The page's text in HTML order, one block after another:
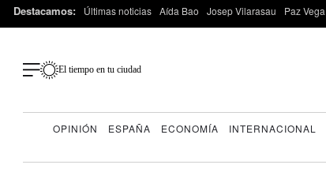
Destacamos: Últimas noticias Aída Bao Josep Vilarasau Paz Vega
El tiempo en tu ciudad
OPINIÓN ESPAÑA ECONOMÍA INTERNACIONAL